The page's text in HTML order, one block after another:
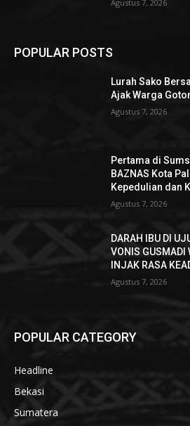
Agustus 7, 2026
POPULAR POSTS
Lurah Sako
Ajak Warga
Agustus 7, 2026
Pertama di
BAZNAS Kota
Kepedulian dan
Agustus 7, 2026
DARAH IBU DI
VONIS GUSMADI
INJAK RASA
Agustus 7, 2026
POPULAR CATEGORY
Headline
Bekasi
Sumatera